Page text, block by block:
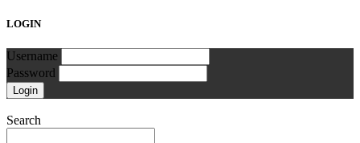
LOGIN
Username
Password
Search